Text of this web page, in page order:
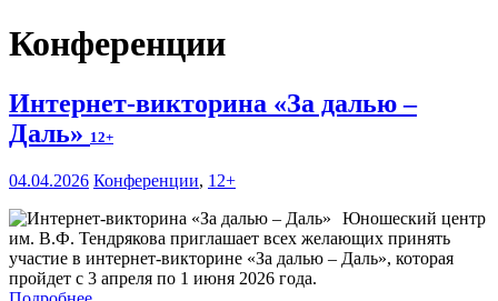
Конференции
Интернет-викторина «За далью –
Даль» 12+
04.04.2026 Конференции, 12+
Юношеский центр
им. В.Ф. Тендрякова приглашает всех желающих принять
участие в интернет-викторине «За далью – Даль», которая
пройдет с 3 апреля по 1 июня 2026 года.